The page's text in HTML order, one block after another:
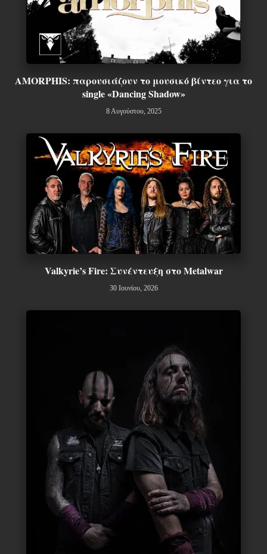
AMORPHIS: παρουσιάζουν το μουσικό βίντεο για το
single «Dancing Shadow»
8 Αυγούστου, 2025
Valkyrie’s Fire: Συνέντευξη στο Metalwar
30 Ιουνίου, 2026